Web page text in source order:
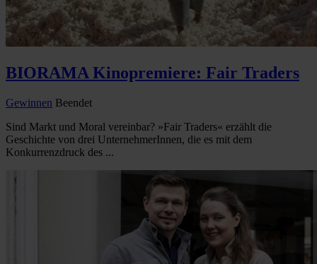
BIORAMA Kinopremiere: Fair Traders
Gewinnen Beendet
Sind Markt und Moral vereinbar? »Fair Traders« erzählt die
Geschichte von drei UnternehmerInnen, die es mit dem
Konkurrenzdruck des ...